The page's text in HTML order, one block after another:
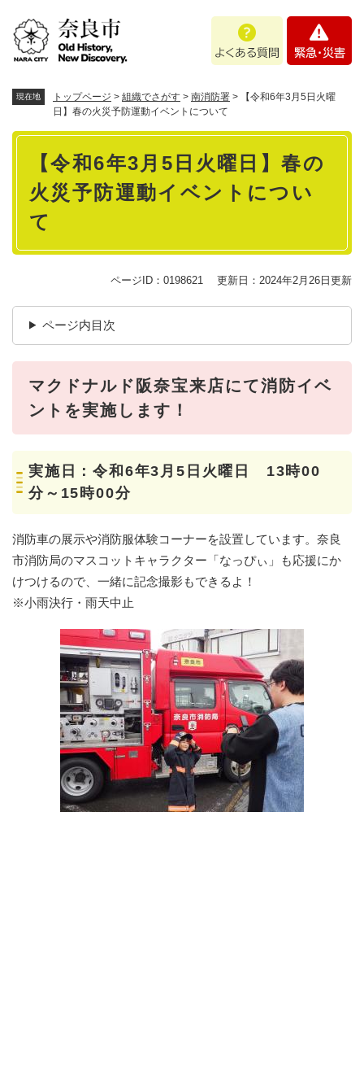
あ
問
・
現在地 トップページ > 組織でさがす > 南消防署 >
【令和6年3月5日火曜
日】春の火災予防運動イベントについて
本
【令和6年3月5日火曜日】春の
火災予防運動イベントについ
て
ページID：0198621 更新日：2024年2月26日更新
ページ内目次
マクドナルド阪奈宝来店にて消防イベ
ントを実施します！
実施日：令和6年3月5日火曜日 13時00
分～15時00分
消防車の展示や消防服体験コーナーを設置しています。奈良
市消防局のマスコットキャラクター「なっぴぃ」も応援にか
けつけるので、一緒に記念撮影もできるよ！
※小雨決行・雨天中止